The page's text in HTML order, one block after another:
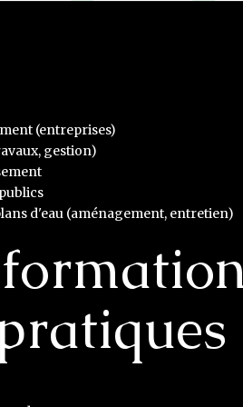
(entreprises)
gestion)
d'eau (aménagement, entretien)